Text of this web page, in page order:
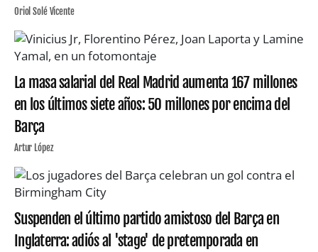
Oriol Solé Vicente
La masa salarial del Real Madrid aumenta 167 millones
en los últimos siete años: 50 millones por encima del
Barça
Artur López
Suspenden el último partido amistoso del Barça en
Inglaterra: adiós al 'stage' de pretemporada en